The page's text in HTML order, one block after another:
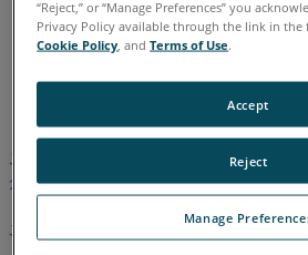
し
英語
この記事は翻訳されていません。英語
クしてください。
このページのトップへ
“Reject,” or “Manage Preferences” you
Privacy Policy available through the link in the
Cookie Policy , andTerms of Use.
Manage
Reject
Accept